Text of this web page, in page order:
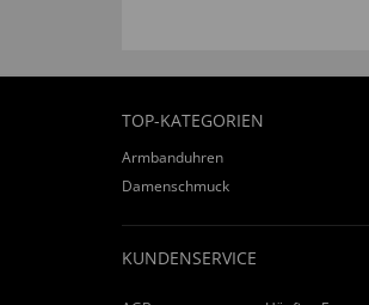
TOP-KATEGORIEN
Armbanduhren
Damenschmuck
KUNDENSERVICE